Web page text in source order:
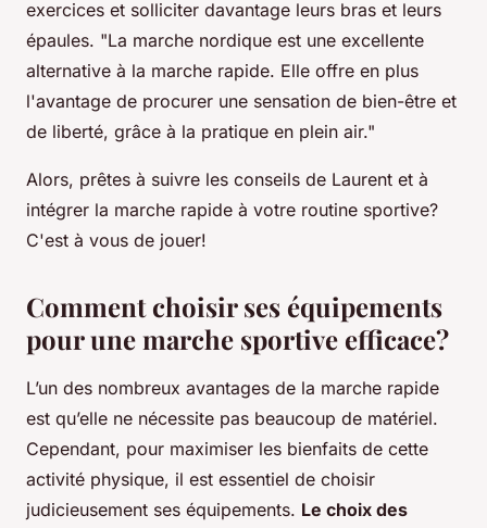
exercices et solliciter davantage leurs bras et leurs
épaules. "La marche nordique est une excellente
alternative à la marche rapide. Elle offre en plus
l'avantage de procurer une sensation de bien-être et
de liberté, grâce à la pratique en plein air."
Alors, prêtes à suivre les conseils de Laurent et à
intégrer la marche rapide à votre routine sportive?
C'est à vous de jouer!
Comment choisir ses équipements
pour une marche sportive efficace?
L’un des nombreux avantages de la marche rapide
est qu’elle ne nécessite pas beaucoup de matériel.
Cependant, pour maximiser les bienfaits de cette
activité physique, il est essentiel de choisir
judicieusement ses équipements. Le choix des